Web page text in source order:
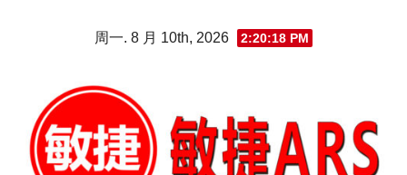
周一. 8 月 10th, 2026 2:20:19 PM